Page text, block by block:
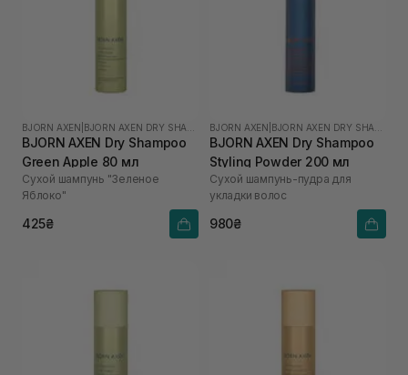
BJORN AXEN
BJORN AXEN Dry Shampoo
Green Apple 80 мл
Сухой шампунь "Зеленое
Яблоко"
425₴
BJORN AXEN
BJORN AXEN Dry Shampoo
Styling Powder 200 мл
Сухой шампунь-пудра для
укладки волос
980₴